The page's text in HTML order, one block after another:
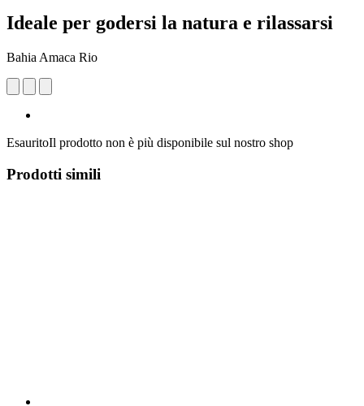
Ideale per godersi la natura e rilassarsi
Bahia Amaca Rio
EsauritoIl prodotto non è più disponibile sul nostro shop
Prodotti simili